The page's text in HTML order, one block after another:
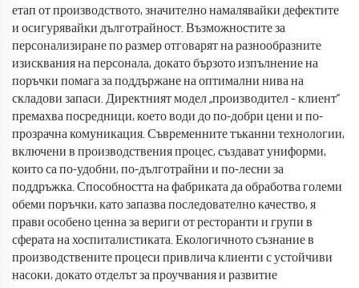
етап от производството, значително намалявайки дефектите
и осигурявайки дълготрайност. Възможностите за
персонализиране по размер отговарят на разнообразните
изисквания на персонала, докато бързото изпълнение на
поръчки помага за поддържане на оптимални нива на
складови запаси. Директният модел „производител – клиент“
премахва посредници, което води до по-добри цени и по-
прозрачна комуникация. Съвременните тъканни технологии,
включени в производствения процес, създават униформи,
които са по-удобни, по-дълготрайни и по-лесни за
поддръжка. Способността на фабриката да обработва големи
обеми поръчки, като запазва последователно качество, я
прави особено ценна за вериги от ресторанти и групи в
сферата на хоспиталистиката. Екологичното съзнание в
производствените процеси привлича клиенти с устойчиви
насоки, докато отделът за проучвания и развитие